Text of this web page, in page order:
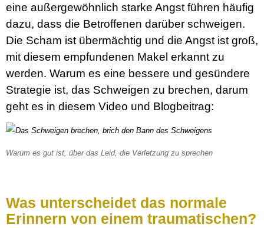
eine außergewöhnlich starke Angst führen häufig
dazu, dass die Betroffenen darüber schweigen.
Die Scham ist übermächtig und die Angst ist groß,
mit diesem empfundenen Makel erkannt zu
werden. Warum es eine bessere und gesündere
Strategie ist, das Schweigen zu brechen, darum
geht es in diesem Video und Blogbeitrag:
Warum es gut ist, über das Leid, die Verletzung zu sprechen
Was unterscheidet das normale
Erinnern von einem traumatischen?